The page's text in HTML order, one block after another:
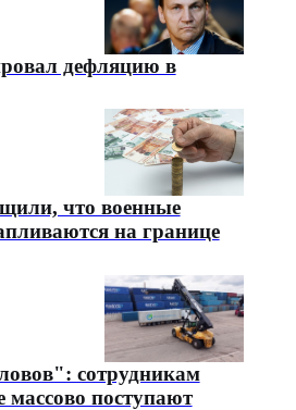
дефляцию в
что военные
на границе
сотрудникам
поступают